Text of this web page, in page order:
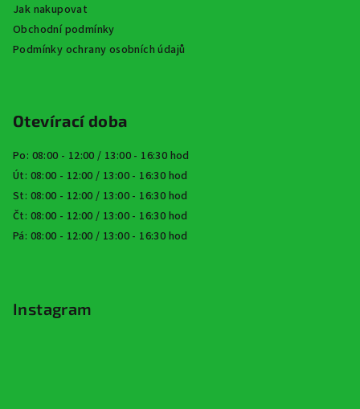
Jak nakupovat
Obchodní podmínky
Podmínky ochrany osobních údajů
Otevírací doba
Po: 08:00 - 12:00 / 13:00 - 16:30 hod
Út: 08:00 - 12:00 / 13:00 - 16:30 hod
St: 08:00 - 12:00 / 13:00 - 16:30 hod
Čt: 08:00 - 12:00 / 13:00 - 16:30 hod
Pá: 08:00 - 12:00 / 13:00 - 16:30 hod
Instagram